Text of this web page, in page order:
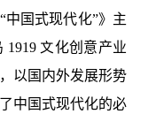
国式现代化”》主
文化创意产业
以国内外发展形势
中国式现代化的必